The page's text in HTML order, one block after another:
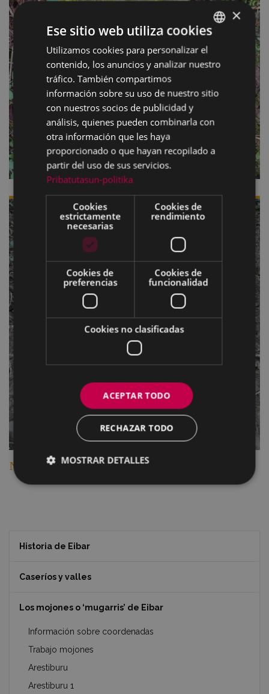
Nº 59 Azurtzaiturriburua
Historia de Eibar
Caseríos y valles
Los mojones o ‘mugarris’ de Eibar
Información sobre coordenadas
Trabajo mojones
Arestiburu
Arestiburu 1
BASQUE
SPANISH
×
Ese sitio web utiliza cookies
Utilizamos cookies para personalizar el
contenido, los anuncios y analizar nuestro
tráfico. También compartimos
información sobre su uso de nuestro sitio
con nuestros socios de publicidad y
análisis, quienes pueden combinarla con
otra información que les haya
proporcionado o que hayan recopilado a
partir del uso de sus servicios.
Pribatutasun-politika
Cookies
estrictamente
necesarias
Cookies de
rendimiento
Cookies de
preferencias
Cookies de
funcionalidad
Cookies no clasificadas
ACEPTAR TODO
RECHAZAR TODO
MOSTRAR DETALLES